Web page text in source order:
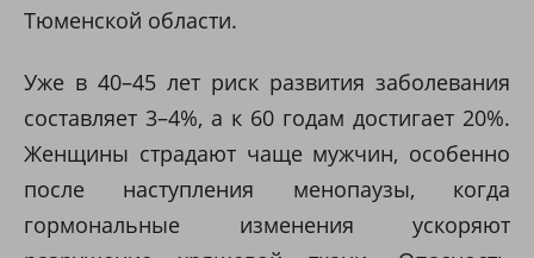
Тюменской области.
Уже в 40–45 лет риск развития заболевания
составляет 3–4%, а к 60 годам достигает 20%.
Женщины страдают чаще мужчин, особенно
после наступления менопаузы, когда
гормональные изменения ускоряют